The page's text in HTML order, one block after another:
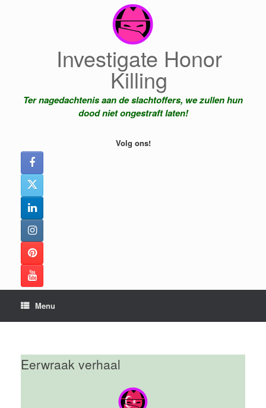
Investigate Honor
Killing
Ter nagedachtenis aan de slachtoffers, we zullen hun
dood niet ongestraft laten!
Volg ons!
Menu
Eerwraak verhaal